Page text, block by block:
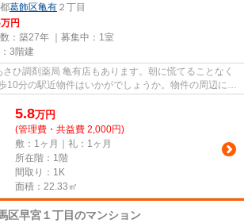
葛飾区亀有 ２丁目
万円
：築27年 ｜募集中： 1室
3階建
ひ調剤薬局 亀有店もあります。朝に慌てることなく
10分の駅近物件はいかがでしょうか。物件の周辺に駅
す...
5.8万円
(管理費・共益費 2,000円)
敷：1ヶ月｜礼：1ヶ月
所在階：1階
間取り：1K
面積：22.33㎡
区早宮１丁目のマンション